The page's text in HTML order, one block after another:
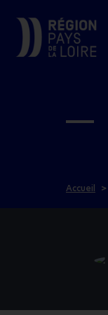
Accueil